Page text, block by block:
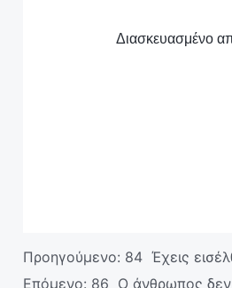
Διασκευασμένο
Προηγούμενο: 84 Έχεις
Επόμενο: 86 Ο άνθρωπος δεν